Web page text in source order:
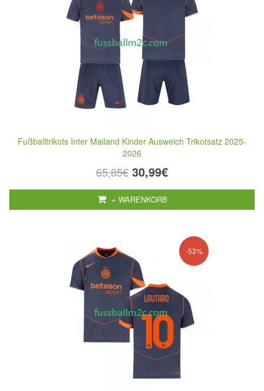
Fußballtrikots Inter Mailand Kinder Ausweich Trikotsatz 2025-
2026
65,85€ 30,99€
+ WARENKORB
-53%